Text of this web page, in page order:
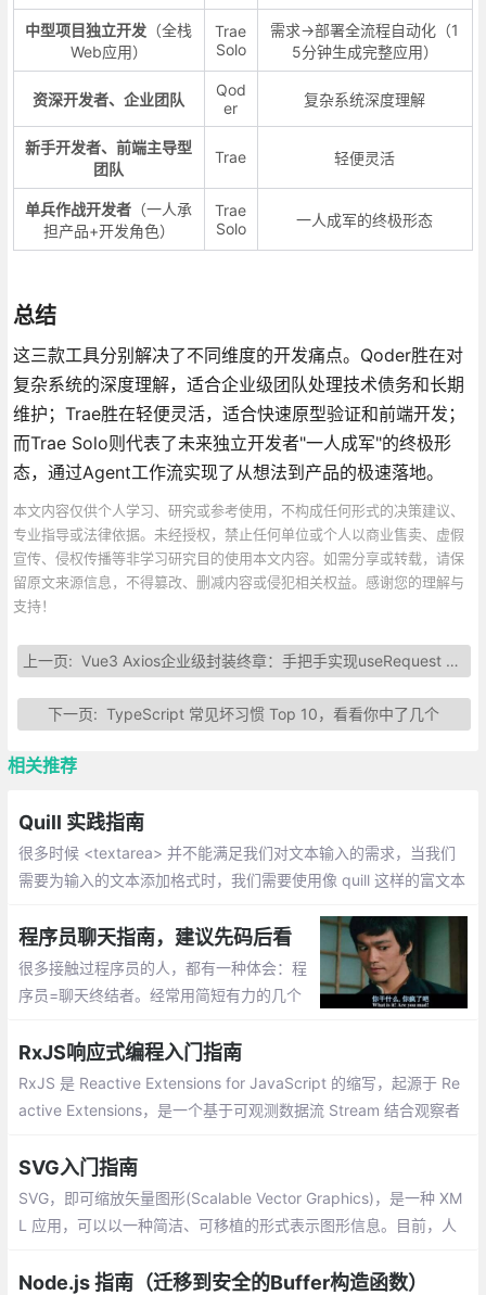
中型项目独立开发 （全栈
Web应用）
Trae
Solo
需求→部署全流程自动化（1
5分钟生成完整应用）
资深开发者、企业团队
Qod
er
复杂系统深度理解
新手开发者、前端主导型
团队
Trae 轻便灵活
单兵作战开发者 （一人承
担产品+开发角色）
Trae
Solo
一人成军的终极形态
总结
这三款工具分别解决了不同维度的开发痛点。Qoder胜在对
复杂系统的深度理解，适合企业级团队处理技术债务和长期
维护；Trae胜在轻便灵活，适合快速原型验证和前端开发；
而Trae Solo则代表了未来独立开发者"一人成军"的终极形
态，通过Agent工作流实现了从想法到产品的极速落地。
本文内容仅供个人学习、研究或参考使用，不构成任何形式的决策建议、
专业指导或法律依据。未经授权，禁止任何单位或个人以商业售卖、虚假
宣传、侵权传播等非学习研究目的使用本文内容。如需分享或转载，请保
留原文来源信息，不得篡改、删减内容或侵犯相关权益。感谢您的理解与
支持！
上一页:Vue3 Axios企业级封装终章：手把手实现useRequest Hook，自动管理请求状态
下一页:TypeScript 常见坏习惯 Top 10，看看你中了几个
相关推荐
Quill 实践指南
很多时候 <textarea> 并不能满足我们对文本输入的需求，当我们
需要为输入的文本添加格式时，我们需要使用像 quill 这样的富文本
制一个自己的富文本编辑器。
程序员聊天指南，建议先码后看
很多接触过程序员的人，都有一种体会：程
序员=聊天终结者。经常用简短有力的几个
现在忙不忙？忙。那我真的是打扰了
RxJS响应式编程入门指南
RxJS 是 Reactive Extensions for JavaScript 的缩写，起源于 Re
active Extensions，是一个基于可观测数据流 Stream 结合观察者
tensions 在 JavaScript 上的实现
SVG入门指南
SVG，即可缩放矢量图形(Scalable Vector Graphics)，是一种 XM
L 应用，可以以一种简洁、可移植的形式表示图形信息。目前，人
并且大多数矢量绘图软件都能导出 SVG 图形
Node.js 指南（迁移到安全的Buffer构造函数）